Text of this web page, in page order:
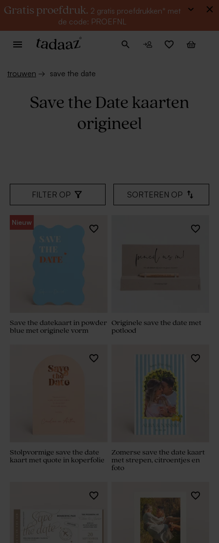
Gratis proefdruk. 2 gratis proefdrukken* met
de code: PROEFNL
trouwen → save the date
Save the Date kaarten
origineel
FILTER OP SORTEREN OP
Nieuw
Save the datekaart in powder
blue met originele vorm
Originele save the date met
potlood
Stolpvormige save the date
kaart met quote in koperfolie
Zomerse save the date kaart
met strepen, citroentjes en
foto